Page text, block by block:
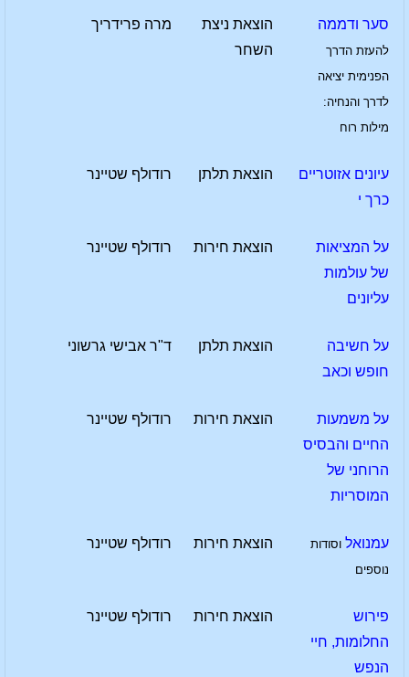
סער ודממה
להעזת הדרך
הפנימית יציאה
לדרך והנחיה:
מילות רוח
הוצאת ניצת
השחר
מרה פרידריך
עיונים אזוטריים
כרך י
הוצאת תלתן רודולף שטיינר
על המציאות
של עולמות
עליונים
הוצאת חירות רודולף שטיינר
על חשיבה
חופש וכאב
הוצאת תלתן ד"ר אבישי גרשוני
על משמעות
החיים והבסיס
הרוחני של
המוסריות
הוצאת חירות רודולף שטיינר
עמנואל וסודות
נוספים
הוצאת חירות רודולף שטיינר
פירוש
החלומות, חיי
הנפש
הוצאת חירות רודולף שטיינר